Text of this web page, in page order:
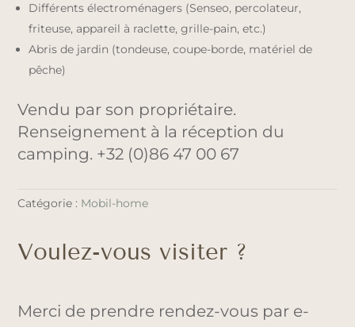
Différents électroménagers (Senseo, percolateur,
friteuse, appareil à raclette, grille-pain, etc.)
Abris de jardin (tondeuse, coupe-borde, matériel de
pêche)
Vendu par son propriétaire.
Renseignement à la réception du
camping. +32 (0)86 47 00 67
Catégorie : Mobil-home
Voulez-vous visiter ?
Merci de prendre rendez-vous par e-